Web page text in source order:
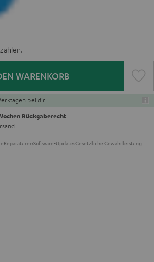
WARENKORB
bei dir
Rückgaberecht
ReparaturenSoftware-UpdatesGesetzliche Gewährleistung